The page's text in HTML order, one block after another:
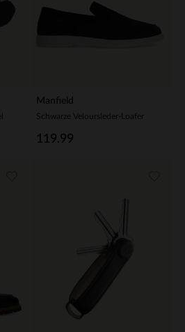
Manfield
Schwarze Veloursleder-Loafer
119.99